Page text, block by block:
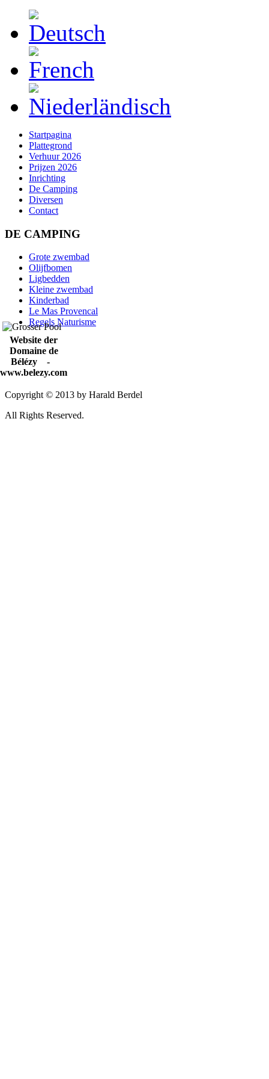
Startpagina
Plattegrond
Verhuur 2026
Prijzen 2026
Inrichting
De Camping
Diversen
Contact
DE CAMPING
Grote zwembad
Olijfbomen
Ligbedden
Kleine zwembad
Kinderbad
Le Mas Provencal
Regels Naturisme
Website der
Domaine de
Bélézy -
www.belezy.com
Copyright © 2013 by Harald Berdel
All Rights Reserved.